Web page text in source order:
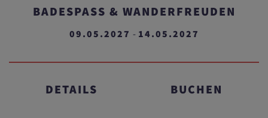
BADESPASS & WANDERFREUDEN
09.05.2027 - 14.05.2027
DETAILS BUCHEN